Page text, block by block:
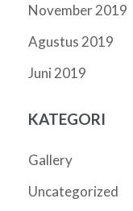
November 2019
Agustus 2019
Juni 2019
KATEGORI
Gallery
Uncategorized